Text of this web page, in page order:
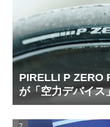
PIRELLI P ZERO
が「空力デバイス